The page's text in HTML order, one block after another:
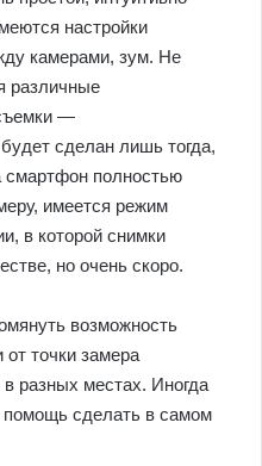
настройки
камерами, зум. Не
различные
—
сделан лишь тогда,
смартфон полностью
имеется режим
в которой снимки
но очень скоро.
возможность
от точки замера
в разных местах. Иногда
помощь сделать в самом